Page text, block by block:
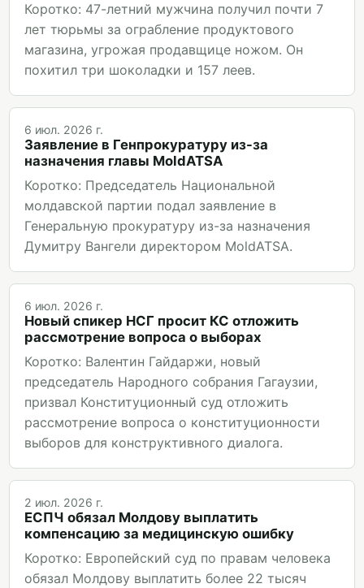
Коротко: 47-летний мужчина получил почти 7
лет тюрьмы за ограбление продуктового
магазина, угрожая продавщице ножом. Он
похитил три шоколадки и 157 леев.
6 июл. 2026 г.
Заявление в Генпрокуратуру из-за
назначения главы MoldATSA
Коротко: Председатель Национальной
молдавской партии подал заявление в
Генеральную прокуратуру из-за назначения
Думитру Вангели директором MoldATSA.
6 июл. 2026 г.
Новый спикер НСГ просит КС отложить
рассмотрение вопроса о выборах
Коротко: Валентин Гайдаржи, новый
председатель Народного собрания Гагаузии,
призвал Конституционный суд отложить
рассмотрение вопроса о конституционности
выборов для конструктивного диалога.
2 июл. 2026 г.
ЕСПЧ обязал Молдову выплатить
компенсацию за медицинскую ошибку
Коротко: Европейский суд по правам человека
обязал Молдову выплатить более 22 тысяч